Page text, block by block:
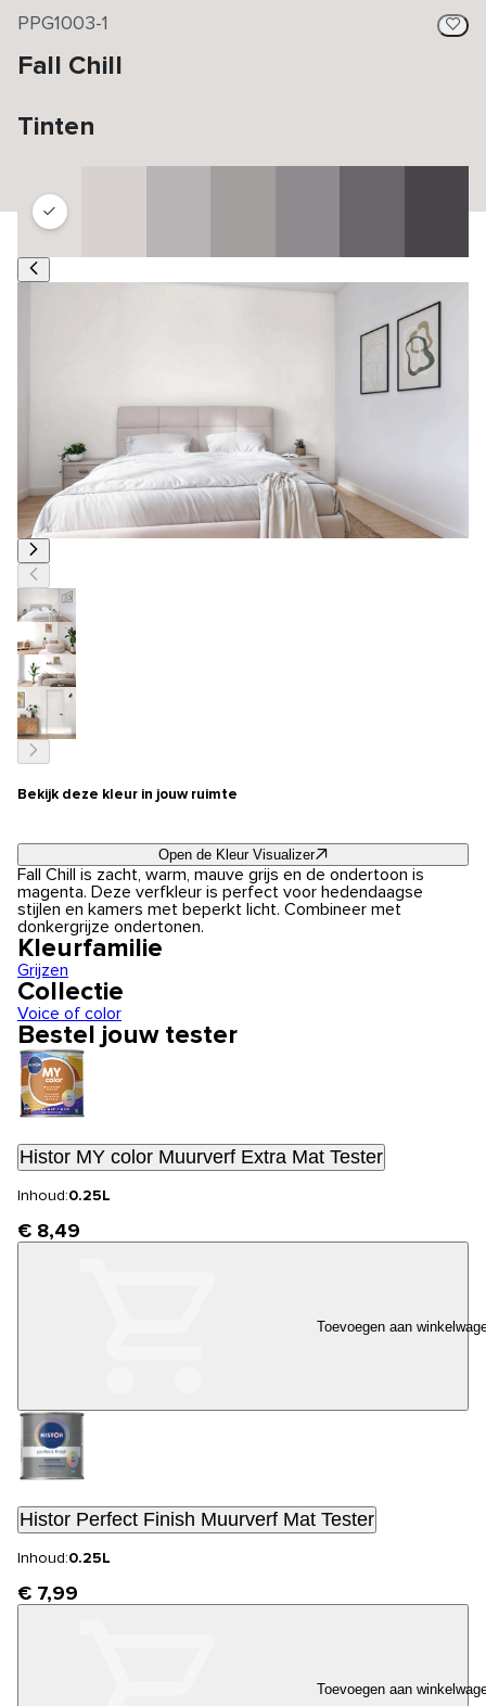
PPG1003-1
Fall Chill
Tinten
Bekijk deze kleur in jouw ruimte
Open de Kleur Visualizer
Fall Chill is zacht, warm, mauve grijs en de ondertoon is
magenta. Deze verfkleur is perfect voor hedendaagse
stijlen en kamers met beperkt licht. Combineer met
donkergrijze ondertonen.
Kleurfamilie
Grijzen
Collectie
Voice of color
Bestel jouw tester
Histor MY color Muurverf Extra Mat Tester
Inhoud:0.25L
€ 8,49
Toevoegen aan
Histor Perfect Finish Muurverf Mat Tester
Inhoud:0.25L
€ 7,99
Toevoegen aan